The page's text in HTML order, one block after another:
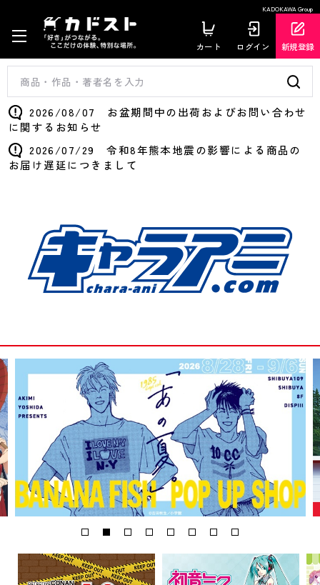
KADOKAWA Group
カート ログイン 新規登録
2026/08/07 お盆期間中の出荷およびお問い合わせ
に関するお知らせ
2026/07/29 令和8年熊本地震の影響による商品の
お届け遅延につきまして